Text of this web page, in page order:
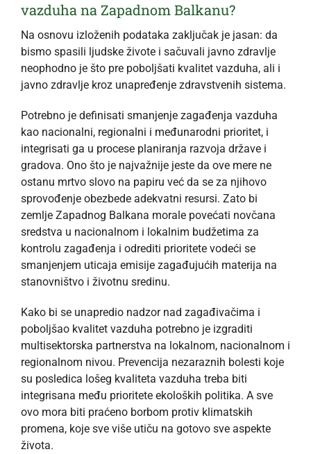
vazduha na Zapadnom Balkanu?
Na osnovu izloženih podataka zaključak je jasan: da
bismo spasili ljudske živote i sačuvali javno zdravlje
neophodno je što pre poboljšati kvalitet vazduha, ali i
javno zdravlje kroz unapređenje zdravstvenih sistema.
Potrebno je definisati smanjenje zagađenja vazduha
kao nacionalni, regionalni i međunarodni prioritet, i
integrisati ga u procese planiranja razvoja države i
gradova. Ono što je najvažnije jeste da ove mere ne
ostanu mrtvo slovo na papiru već da se za njihovo
sprovođenje obezbede adekvatni resursi. Zato bi
zemlje Zapadnog Balkana morale povećati novčana
sredstva u nacionalnom i lokalnim budžetima za
kontrolu zagađenja i odrediti prioritete vodeći se
smanjenjem uticaja emisije zagađujućih materija na
stanovništvo i životnu sredinu.
Kako bi se unapredio nadzor nad zagađivačima i
poboljšao kvalitet vazduha potrebno je izgraditi
multisektorska partnerstva na lokalnom, nacionalnom i
regionalnom nivou. Prevencija nezaraznih bolesti koje
su posledica lošeg kvaliteta vazduha treba biti
integrisana među prioritete ekoloških politika. A sve
ovo mora biti praćeno borbom protiv klimatskih
promena, koje sve više utiču na gotovo sve aspekte
života.